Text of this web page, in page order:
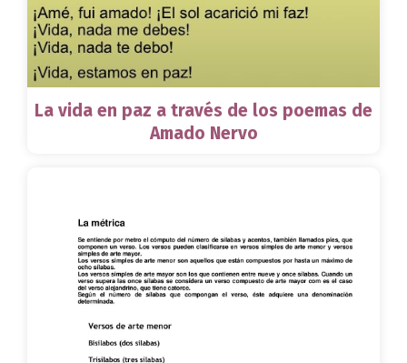
La vida en paz a través de los poemas de
Amado Nervo